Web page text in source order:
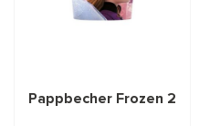
Pappbecher Frozen 2